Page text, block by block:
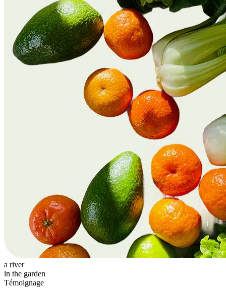
a river
in the garden
Témoignage